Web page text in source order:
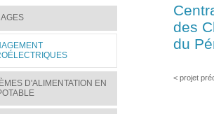
D'ALIMENTATION EN
des
du
< projet